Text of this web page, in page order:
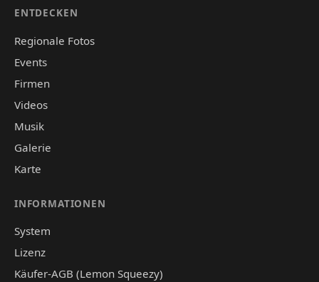
ENTDECKEN
Regionale Fotos
Events
Firmen
Videos
Musik
Galerie
Karte
INFORMATIONEN
System
Lizenz
Käufer-AGB (Lemon Squeezy)